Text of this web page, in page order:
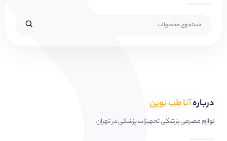
دربارهآنا طب نوین
لوازم مصرفی پزشکی تجهیزات پزشکی در تهران